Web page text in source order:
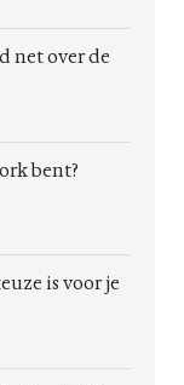
net over de
bent?
is voor je